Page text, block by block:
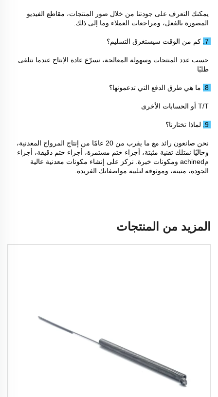
المصورة بالفعل، ومراجعات العملاء وما إلى ذلك.
7. كم من الوقت سيستغرق التسليم؟
طلبًا
8. ما هي طرق الدفع التي تدعمونها؟
T/T أو الحسابات الأخرى
9. لماذا تختارنا؟
الجودة، متينة، وموثوقة لتلبية مواصفاتك الفريدة.
المزيد من المنتجات